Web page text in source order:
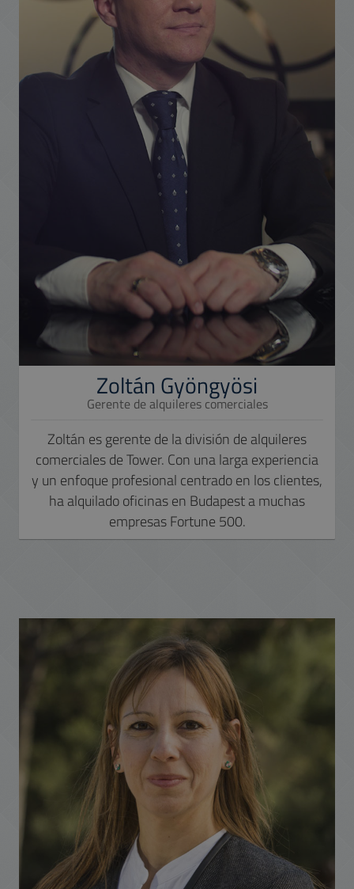
Zoltán Gyöngyösi
Gerente de alquileres comerciales
Zoltán es gerente de la división de alquileres
comerciales de Tower. Con una larga experiencia
y un enfoque profesional centrado en los clientes,
ha alquilado oficinas en Budapest a muchas
empresas Fortune 500.